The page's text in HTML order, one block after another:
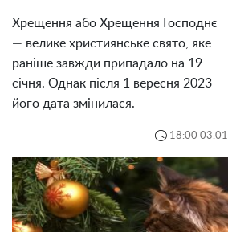
Хрещення або Хрещення Господнє
— велике християнське свято, яке
раніше завжди припадало на 19
січня. Однак після 1 вересня 2023
його дата змінилася.
18:00 03.01